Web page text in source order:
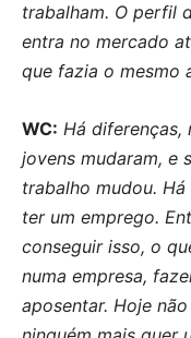
trabalham. O perfil
entra no mercado
que fazia o mesmo
WC: Há diferenças,
jovens mudaram, e
trabalho mudou.
ter um emprego.
conseguir isso, o
numa empresa,
aposentar. Hoje